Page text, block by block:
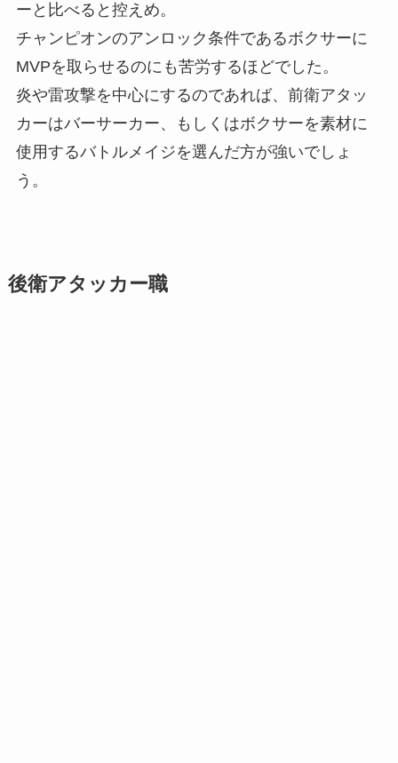
ーと比べると控えめ。
チャンピオンのアンロック条件であるボクサーに
MVPを取らせるのにも苦労するほどでした。
炎や雷攻撃を中心にするのであれば、前衛アタッ
カーはバーサーカー、もしくはボクサーを素材に
使用するバトルメイジを選んだ方が強いでしょ
う。
後衛アタッカー職